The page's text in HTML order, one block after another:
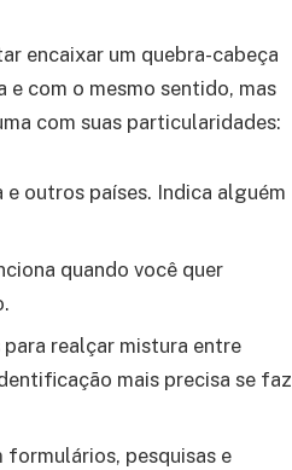
encaixar um quebra-cabeça
e com o mesmo sentido, mas
com suas particularidades:
outros países. Indica alguém
quando você quer
para realçar mistura entre
mais precisa se faz
formulários, pesquisas e